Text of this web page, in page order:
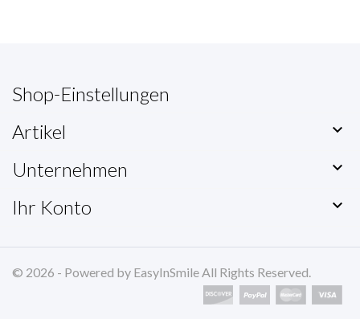
Shop-Einstellungen
Artikel

Unternehmen 
Ihr Konto 
© 2026 - Powered by EasyInSmile All Rights Reserved.